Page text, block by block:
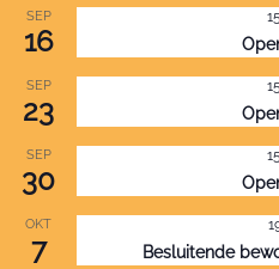
SEP
16
SEP
23
SEP
30
OKT
7 Besluitende